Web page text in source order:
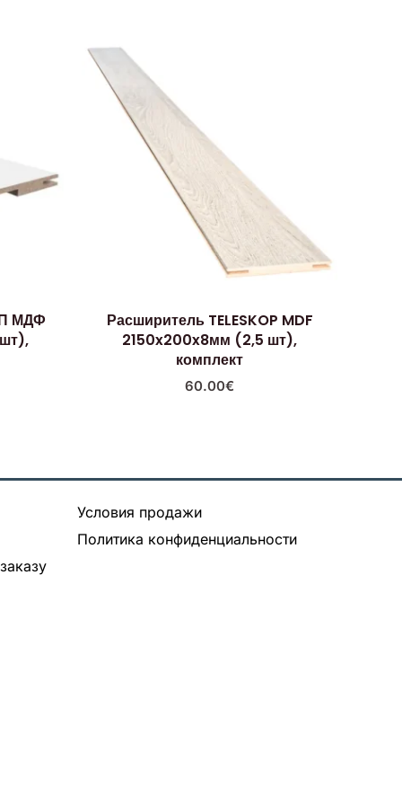
МДФ
Расширитель TELESKOP MDF
2150x200x8мм (2,5 шт),
комплект
60.00€
Условия продажи
Политика конфиденциальности